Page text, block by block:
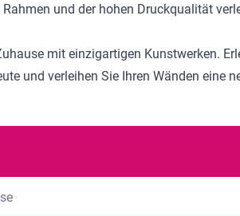
und der hohen Druckqualität
mit einzigartigen Kunstwerken.
und verleihen Sie Ihren Wänden eine